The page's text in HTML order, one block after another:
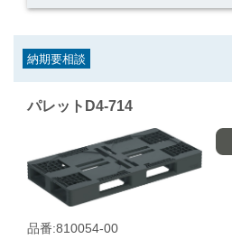
納期要相談
パレットD4-714
品番:810054-00